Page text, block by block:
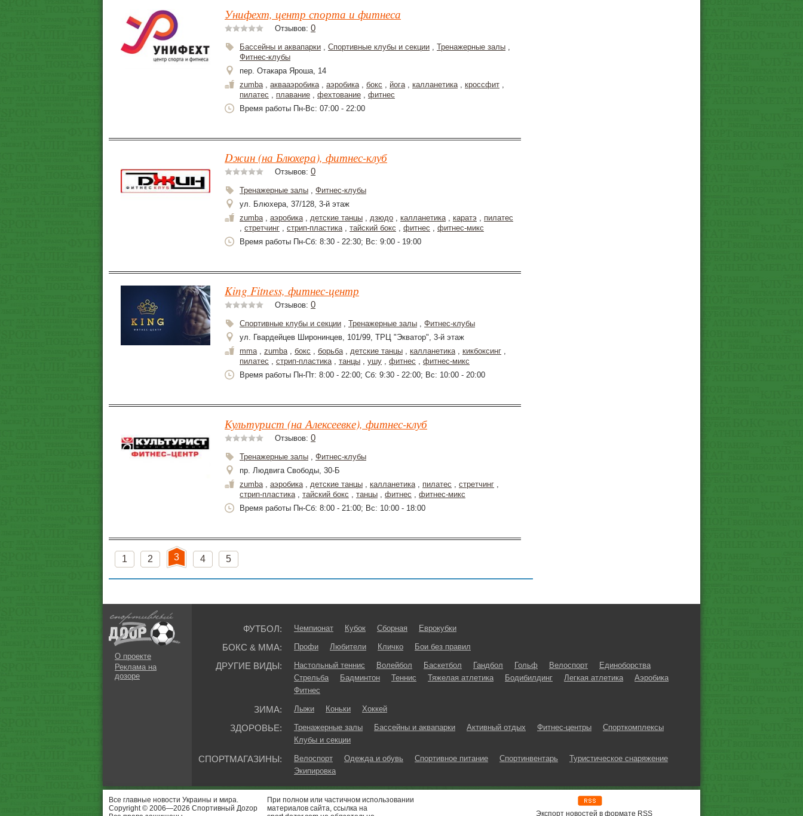
Унифехт, центр спорта и фитнеса
Отзывов: 0
Бассейны и аквапарки , Спортивные клубы и секции , Тренажерные залы ,
Фитнес-клубы
пер. Отакара Яроша, 14
zumba, аквааэробика, аэробика, бокс , йога, калланетика, кроссфит ,
пилатес , плавание , фехтование , фитнес
Время работы Пн-Вс: 07:00 - 22:00
Dжин (на Блюхера), фитнес-клуб
Отзывов: 0
Тренажерные залы , Фитнес-клубы
ул. Блюхера, 37/128, 3-й этаж
zumba, аэробика, детские танцы , дзюдо , калланетика, каратэ , пилатес
, стретчинг , стрип-пластика, тайский бокс , фитнес , фитнес-микс
Время работы Пн-Сб: 8:30 - 22:30; Вс: 9:00 - 19:00
King Fitness, фитнес-центр
Отзывов: 0
Спортивные клубы и секции , Тренажерные залы , Фитнес-клубы
ул. Гвардейцев Широнинцев, 101/99, ТРЦ "Экватор", 3-й этаж
mma, zumba, бокс , борьба, детские танцы , калланетика, кикбоксинг ,
пилатес , стрип-пластика, танцы , ушу , фитнес , фитнес-микс
Время работы Пн-Пт: 8:00 - 22:00; Сб: 9:30 - 22:00; Вс: 10:00 - 20:00
Культурист (на Алексеевке), фитнес-клуб
Отзывов: 0
Тренажерные залы , Фитнес-клубы
пр. Людвига Свободы, 30-Б
zumba, аэробика, детские танцы , калланетика, пилатес , стретчинг ,
стрип-пластика, тайский бокс , танцы , фитнес , фитнес-микс
Время работы Пн-Сб: 8:00 - 21:00; Вс: 10:00 - 18:00
1 2 3 4 5
О проекте
Реклама на
дозоре
ФУТБОЛ: Чемпионат Кубок Сборная Еврокубки
БОКС & ММА: Профи Любители Кличко Бои без правил
ДРУГИЕ ВИДЫ: Настольный теннис Волейбол Баскетбол Гандбол Гольф Велоспорт
Единоборства
Стрельба
Бадминтон Теннис Тяжелая атлетика Бодибилдинг Легкая атлетика
Аэробика
Фитнес
ЗИМА: Лыжи Коньки Хоккей
ЗДОРОВЬЕ: Тренажерные залы Бассейны и аквапарки Активный отдых Фитнес-центры
Спорткомплексы
Клубы и секции
СПОРТМАГАЗИНЫ: Велоспорт Одежда и обувь Спортивное питание Спортинвентарь
Туристическое снаряжение
Экипировка
Все главные новости Украины и мира.
Copyright © 2006—2026 Спортивный Доzор
При полном или частичном использовании
материалов сайта, ссылка на
Экспорт новостей в формате RSS